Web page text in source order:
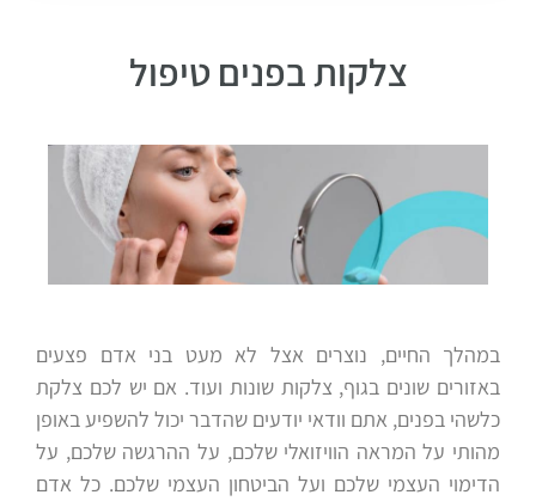
צלקות בפנים טיפול
במהלך החיים, נוצרים אצל לא מעט בני אדם פצעים
באזורים שונים בגוף, צלקות שונות ועוד. אם יש לכם צלקת
כלשהי בפנים, אתם וודאי יודעים שהדבר יכול להשפיע באופן
מהותי על המראה הוויזואלי שלכם, על ההרגשה שלכם, על
הדימוי העצמי שלכם ועל הביטחון העצמי שלכם. כל אדם